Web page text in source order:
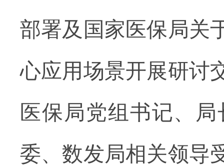
部署及国家医保局关
心应用场景开展研讨
医保局党组书记、
委、数发局相关领导